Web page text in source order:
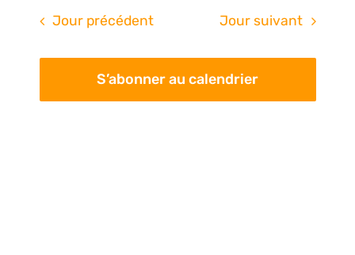
Jour précédent Jour suivant
S’abonner au calendrier